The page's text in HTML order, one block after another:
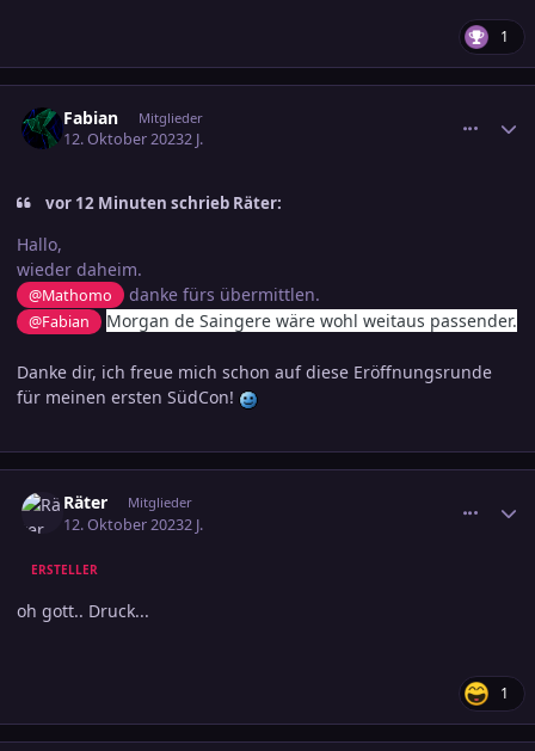
1
Fabian Mitglieder
12. Oktober 20232 J.
vor 12 Minuten schrieb Räter:
Hallo,
wieder daheim.
@Mathomo danke fürs übermittlen.
@Fabian Morgan de Saingere wäre wohl weitaus passender.
Danke dir, ich freue mich schon auf diese Eröffnungsrunde
für meinen ersten SüdCon!
Räter Mitglieder
12. Oktober 20232 J.
ERSTELLER
oh gott.. Druck...
1